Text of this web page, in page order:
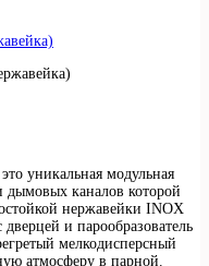
уникальная модульная
дымовых каналов которой
нержавейки INOX
и парообразователь
мелкодисперсный
атмосферу в парной.